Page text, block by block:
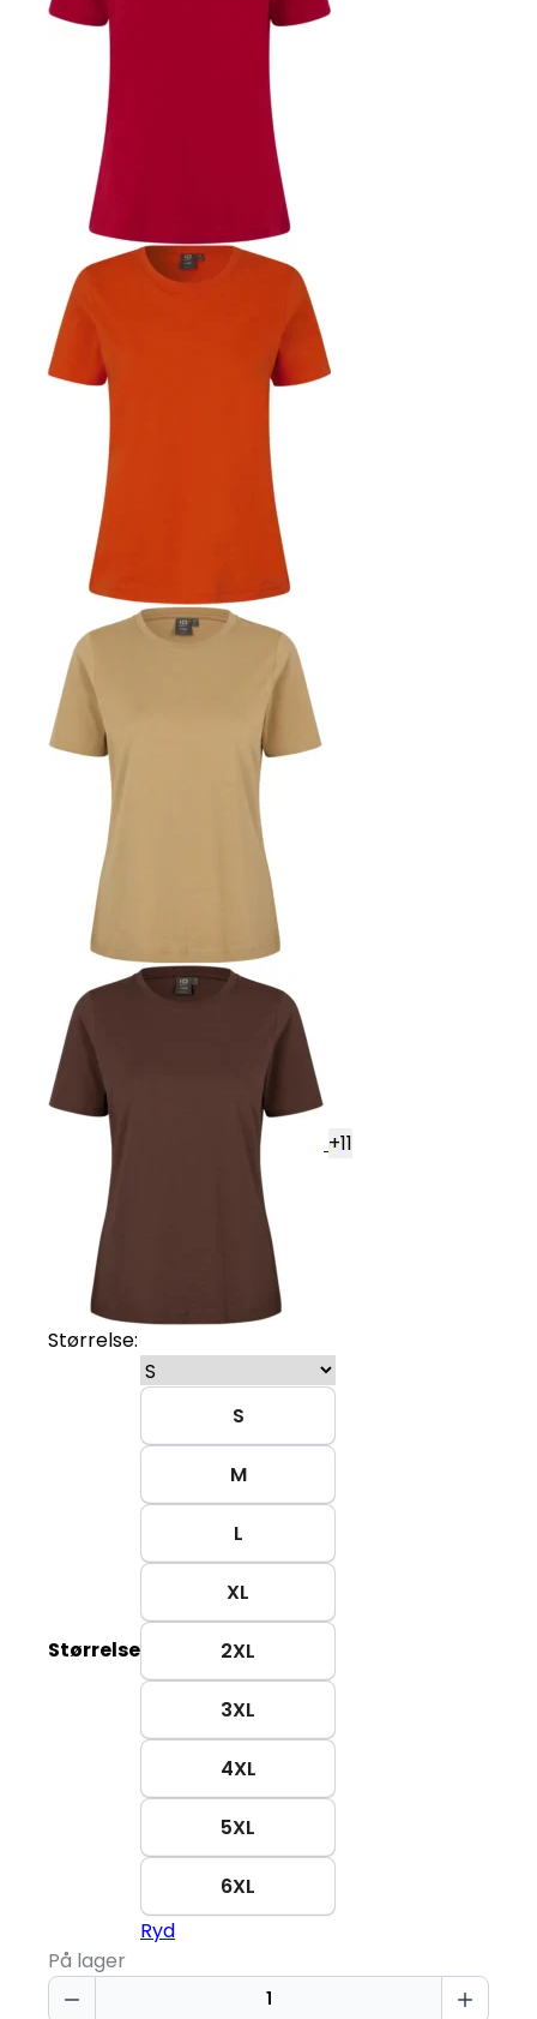
+11
Størrelse:
Størrelse
S
M
L
XL
2XL
3XL
4XL
5XL
6XL
Ryd
På lager
T-